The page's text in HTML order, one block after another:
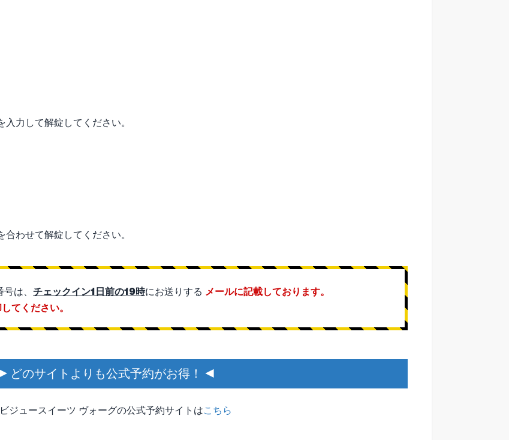
力して解錠してください。
わせて解錠してください。
は、 チェックイン1日前の19時にお送りする メールに記載しております。
てください。
どのサイトよりも公式予約がお得！ ◀
ビジュースイーツ ヴォーグの公式予約サイトはこちら